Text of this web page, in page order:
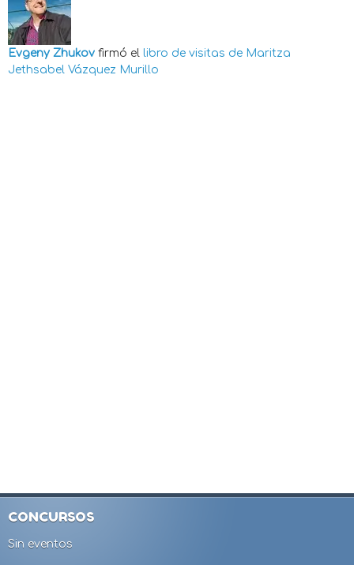
Evgeny Zhukov firmó el libro de visitas de Maritza
Jethsabel Vázquez Murillo
CONCURSOS
Sin eventos